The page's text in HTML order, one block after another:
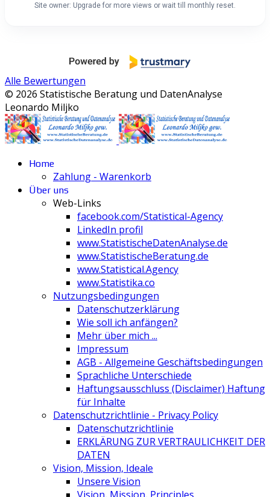
Site owner: Upgrade for more views or wait till monthly reset.
Alle Bewertungen
© 2026 Statistische Beratung und DatenAnalyse
Leonardo Miljko
Home
Zahlung - Warenkorb
Über uns
Web-Links
facebook.com/Statistical-Agency
LinkedIn profil
www.StatistischeDatenAnalyse.de
www.StatistischeBeratung.de
www.Statistical.Agency
www.Statistika.co
Nutzungsbedingungen
Datenschutzerklärung
Wie soll ich anfängen?
Mehr über mich ...
Impressum
AGB - Allgemeine Geschäftsbedingungen
Sprachliche Unterschiede
Haftungsausschluss (Disclaimer) Haftung
für Inhalte
Datenschutzrichtlinie - Privacy Policy
Datenschutzrichtlinie
ERKLÄRUNG ZUR VERTRAULICHKEIT DER
DATEN
Vision, Mission, Ideale
Unsere Vision